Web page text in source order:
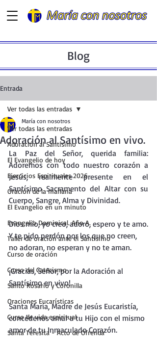
Blog
Entrada
Ver todas las entradas
Adoración al Santísimo
El Evangelio de hoy
Ejercicios Espirituales 2026
Oración de la mañana
El Evangelio en un minuto
Evangelio Dominical. Año A.
Taller de oración ante el Santísimo
Curso de oración
Curso del Catecismo
Santo Rosario y Coronilla
Oraciones Eucarísticas
Curso de vida espiritual
Santa Teresita - Acto de Ofrenda
Ver todas las entradas
Adoración al Santísimo en vivo.
María con nosotros
La Paz del Señor, querida familia:
Adoremos con todo nuestro corazón a
Jesús, realmente presente en el
Santísimo Sacramento del Altar con su
Cuerpo, Sangre, Alma y Divinidad.
Dios mío, yo creo, adoro, espero y te amo.
Y te pido perdón por los que no creen,
no adoran, no esperan y no te aman.
¡Gracias, Señor, por la Adoración al
Santísimo en vivo!
Santa María, Madre de Jesús Eucaristía,
concédenos amar a tu Hijo con el mismo
amor de tu Inmaculado Corazón.